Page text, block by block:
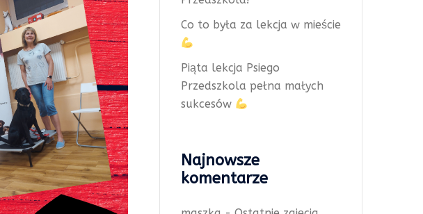
Co to była za lekcja w mieście
Piąta lekcja Psiego
Przedszkola pełna małych
sukcesów
Najnowsze
komentarze